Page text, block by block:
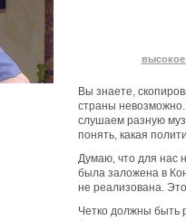
высокое
Вы знаете,
страны
слушаем разную
понять, какая
Думаю, что для нас
была заложена в
не реализована.
Четко должны быть